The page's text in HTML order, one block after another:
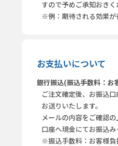
すので予めご承知おきく
※例：期待される効果
お支払いについて
銀行振込(振込手数料：お
ご注文確定後、お振込
お送りいたします。
メールの内容をご確認
口座へ現金にてお振込み
※振込手数料：お客様負